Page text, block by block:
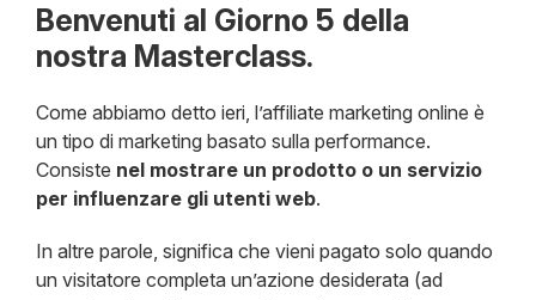
Benvenuti al Giorno 5 della
nostra Masterclass.
Come abbiamo detto ieri, l’affiliate marketing online è
un tipo di marketing basato sulla performance.
Consiste nel mostrare un prodotto o un servizio
per influenzare gli utenti web.
In altre parole, significa che vieni pagato solo quando
un visitatore completa un’azione desiderata (ad